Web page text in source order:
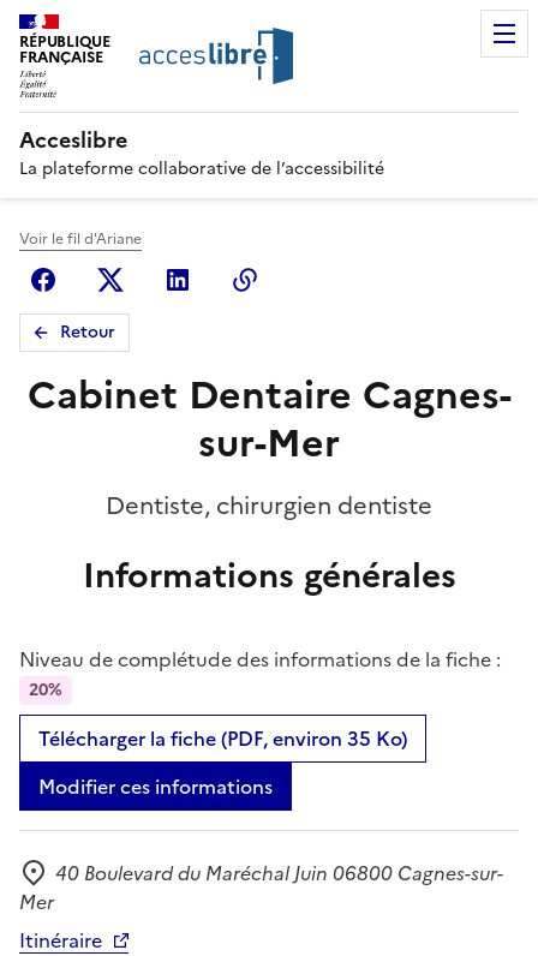
RÉPUBLIQUE
FRANÇAISE
Acceslibre
La plateforme collaborative de l’accessibilité
Voir le fil d'Ariane
FacebookX (anciennement Twitter)
Linkedin
Retour
Cabinet Dentaire Cagnes-
sur-Mer
Dentiste, chirurgien dentiste
Informations générales
Niveau de complétude des informations de la fiche :
20%
Télécharger la fiche (PDF, environ 35 Ko)
Modifier ces informations
Adresse
40 Boulevard du Maréchal Juin 06800 Cagnes-sur-
Mer
Itinéraire